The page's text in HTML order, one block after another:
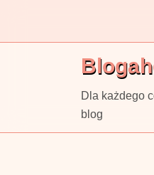
content
Dla każdego
blog